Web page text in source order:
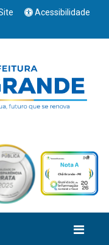
Acessibilidade